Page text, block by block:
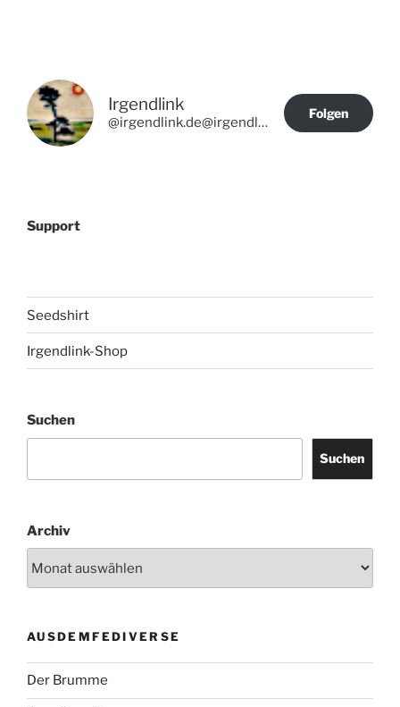
Irgendlink
@irgendlink.de@irgendlink.de
Folgen
Support
Seedshirt
Irgendlink-Shop
Suchen
Suchen
Archiv
AUSDEMFEDIVERSE
Der Brumme